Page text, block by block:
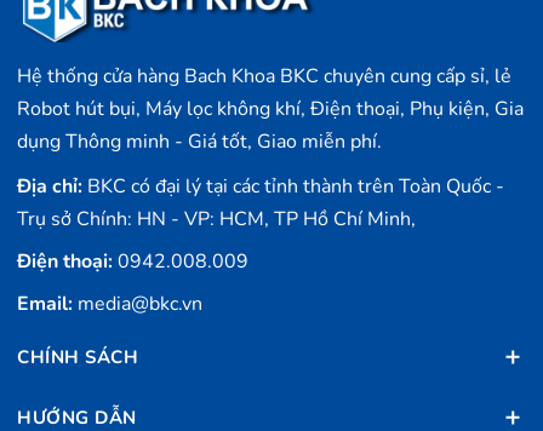
Hệ thống cửa hàng Bach Khoa BKC chuyên cung cấp sỉ, lẻ
Robot hút bụi, Máy lọc không khí, Điện thoại, Phụ kiện, Gia
dụng Thông minh - Giá tốt, Giao miễn phí.
Địa chỉ: BKC có đại lý tại các tỉnh thành trên Toàn Quốc -
Trụ sở Chính: HN - VP: HCM, TP Hồ Chí Minh,
Điện thoại:0942.008.009
Email: media@bkc.vn
CHÍNH SÁCH
HƯỚNG DẪN